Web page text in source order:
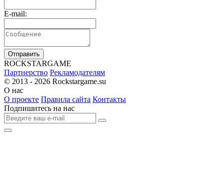
E-mail:
Отправить
ROCKSTARGAME
Партнерство Рекламодателям
© 2013 - 2026 Rockstargame.su
О нас
О проекте Правила сайта Контакты
Подпишитесь на нас